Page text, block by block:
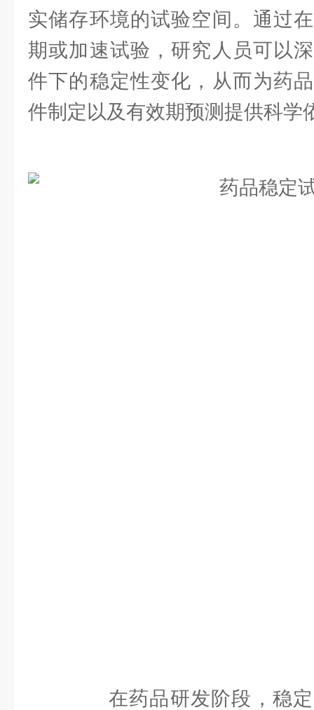
实储存环境的试验空间。通过
期或加速试验，研究人员可以
件下的稳定性变化，从而为药
件制定以及有效期预测提供科学
在药品研发阶段，稳定